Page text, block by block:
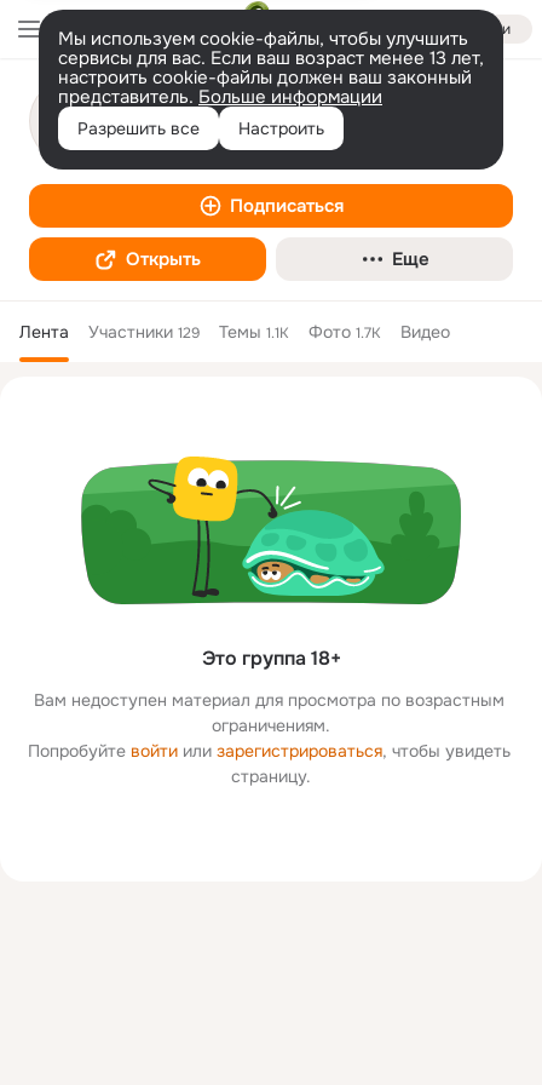
Войти
Мы используем cookie-файлы, чтобы улучшить
сервисы для вас. Если ваш возраст менее 13 лет,
настроить cookie-файлы должен ваш законный
представитель. Больше информации
Разрешить все Настроить
Ленинградская плодоовощная опытная
станция
Садоводство
Подписаться
Открыть Еще
Лента Участники 129 Темы 1.1K Фото 1.7K Видео
Это группа 18+
Вам недоступен материал для просмотра по возрастным
ограничениям.
Попробуйте войти или зарегистрироваться, чтобы увидеть
страницу.